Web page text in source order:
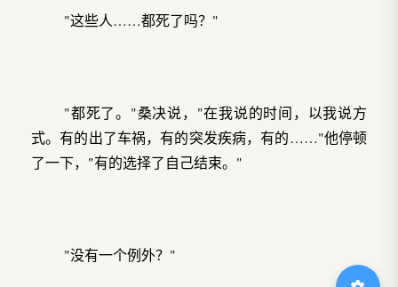
"这些人……都死了吗？"
"都死了。"桑决说，"在我说的时间，以我说方
式。有的出了车祸，有的突发疾病，有的……"他停顿
了一下，"有的选择了自己结束。"
"没有一个例外？"